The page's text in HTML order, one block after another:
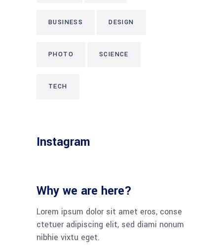
BUSINESS DESIGN
PHOTO SCIENCE
TECH
Instagram
Why we are here?
Lorem ipsum dolor sit amet eros, conse
ctetuer adipiscing elit, sed diami nonum
nibhie vixtu eget.